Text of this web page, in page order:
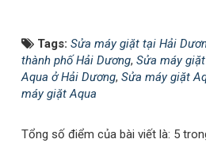
Tags: Sửa máy giặt tại Hải
thành phố Hải Dương, Sửa máy
Aqua ở Hải Dương, Sửa máy giặt
máy giặt Aqua
Tổng số điểm của bài viết là: 5